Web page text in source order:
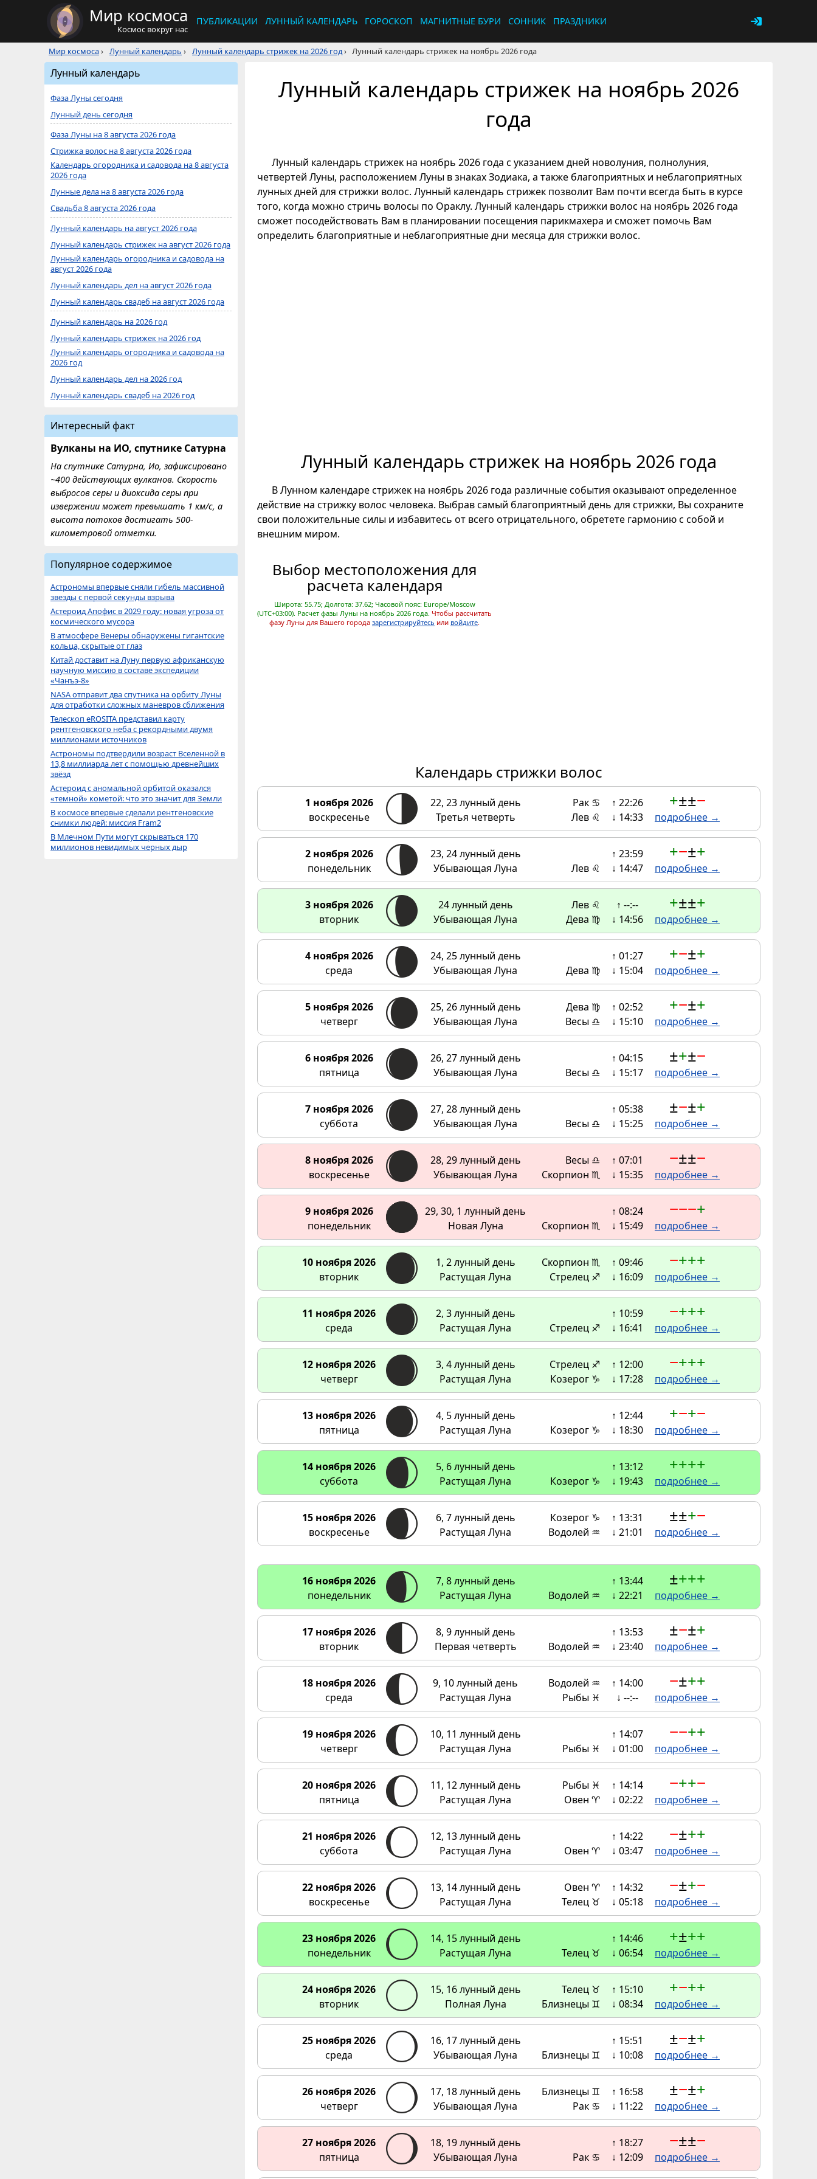
Мир космоса
Космос вокруг нас
ПУБЛИКАЦИИ ЛУННЫЙ КАЛЕНДАРЬ ГОРОСКОП МАГНИТНЫЕ БУРИ СОННИК ПРАЗДНИКИ
Мир космоса› Лунный календарь › Лунный календарь стрижек на 2026 год› Лунный календарь стрижек на ноябрь 2026 года
Лунный календарь стрижек на ноябрь 2026
года
Лунный календарь стрижек на ноябрь 2026 года с указанием дней новолуния, полнолуния,
четвертей Луны, расположением Луны в знаках Зодиака, а также благоприятных и неблагоприятных
лунных дней для стрижки волос. Лунный календарь стрижек позволит Вам почти всегда быть в курсе
того, когда можно стричь волосы по Ораклу. Лунный календарь стрижки волос на ноябрь 2026 года
сможет посодействовать Вам в планировании посещения парикмахера и сможет помочь Вам
определить благоприятные и неблагоприятные дни месяца для стрижки волос.
Лунный календарь стрижек на ноябрь 2026 года
В Лунном календаре стрижек на ноябрь 2026 года различные события оказывают определенное
действие на стрижку волос человека. Выбрав самый благоприятный день для стрижки, Вы сохраните
свои положительные силы и избавитесь от всего отрицательного, обретете гармонию с собой и
внешним миром.
Выбор местоположения для
расчета календаря
Широта: 55.75; Долгота: 37.62; Часовой пояс: Europe/Moscow
(UTC+03:00). Расчет фазы Луны на ноябрь 2026 года. Чтобы рассчитать
фазу Луны для Вашего города зарегистрируйтесь или войдите.
Календарь стрижки волос
1 ноября 2026
воскресенье
22, 23 лунный день
Третья четверть
Рак ♋
Лев ♌
↑ 22:26
↓ 14:33
+±±−
подробнее →
2 ноября 2026
понедельник
23, 24 лунный день
Убывающая Луна
Лев ♌
↑ 23:59
↓ 14:47
+−±+
подробнее →
3 ноября 2026
вторник
24 лунный день
Убывающая Луна
Лев ♌
Дева ♍
↑ --:--
↓ 14:56
+±±+
подробнее →
4 ноября 2026
среда
24, 25 лунный день
Убывающая Луна
Дева ♍
↑ 01:27
↓ 15:04
+−±+
подробнее →
5 ноября 2026
четверг
25, 26 лунный день
Убывающая Луна
Дева ♍
Весы ♎
↑ 02:52
↓ 15:10
+−±+
подробнее →
6 ноября 2026
пятница
26, 27 лунный день
Убывающая Луна
Весы ♎
↑ 04:15
↓ 15:17
±+±−
подробнее →
7 ноября 2026
суббота
27, 28 лунный день
Убывающая Луна
Весы ♎
↑ 05:38
↓ 15:25
±−±+
подробнее →
8 ноября 2026
воскресенье
28, 29 лунный день
Убывающая Луна
Весы ♎
Скорпион ♏
↑ 07:01
↓ 15:35
−±±−
подробнее →
9 ноября 2026
понедельник
29, 30, 1 лунный день
Новая Луна
Скорпион ♏
↑ 08:24
↓ 15:49
−−−+
подробнее →
10 ноября 2026
вторник
1, 2 лунный день
Растущая Луна
Скорпион ♏
Стрелец ♐
↑ 09:46
↓ 16:09
−+++
подробнее →
11 ноября 2026
среда
2, 3 лунный день
Растущая Луна
Стрелец ♐
↑ 10:59
↓ 16:41
−+++
подробнее →
12 ноября 2026
четверг
3, 4 лунный день
Растущая Луна
Стрелец ♐
Козерог ♑
↑ 12:00
↓ 17:28
−+++
подробнее →
13 ноября 2026
пятница
4, 5 лунный день
Растущая Луна
Козерог ♑
↑ 12:44
↓ 18:30
+−+−
подробнее →
14 ноября 2026
суббота
5, 6 лунный день
Растущая Луна
Козерог ♑
↑ 13:12
↓ 19:43
++++
подробнее →
15 ноября 2026
воскресенье
6, 7 лунный день
Растущая Луна
Козерог ♑
Водолей ♒
↑ 13:31
↓ 21:01
±±+−
подробнее →
16 ноября 2026
понедельник
7, 8 лунный день
Растущая Луна
Водолей ♒
↑ 13:44
↓ 22:21
±+++
подробнее →
17 ноября 2026
вторник
8, 9 лунный день
Первая четверть
Водолей ♒
↑ 13:53
↓ 23:40
±−±+
подробнее →
18 ноября 2026
среда
9, 10 лунный день
Растущая Луна
Водолей ♒
Рыбы ♓
↑ 14:00
↓ --:--
−±++
подробнее →
19 ноября 2026
четверг
10, 11 лунный день
Растущая Луна
Рыбы ♓
↑ 14:07
↓ 01:00
−−++
подробнее →
20 ноября 2026
пятница
11, 12 лунный день
Растущая Луна
Рыбы ♓
Овен ♈
↑ 14:14
↓ 02:22
−++−
подробнее →
21 ноября 2026
суббота
12, 13 лунный день
Растущая Луна
Овен ♈
↑ 14:22
↓ 03:47
−±++
подробнее →
22 ноября 2026
воскресенье
13, 14 лунный день
Растущая Луна
Овен ♈
Телец ♉
↑ 14:32
↓ 05:18
−±+−
подробнее →
23 ноября 2026
понедельник
14, 15 лунный день
Растущая Луна
Телец ♉
↑ 14:46
↓ 06:54
+±++
подробнее →
24 ноября 2026
вторник
15, 16 лунный день
Полная Луна
Телец ♉
Близнецы ♊
↑ 15:10
↓ 08:34
+−++
подробнее →
25 ноября 2026
среда
16, 17 лунный день
Убывающая Луна
Близнецы ♊
↑ 15:51
↓ 10:08
±−±+
подробнее →
26 ноября 2026
четверг
17, 18 лунный день
Убывающая Луна
Близнецы ♊
Рак ♋
↑ 16:58
↓ 11:22
±−±+
подробнее →
27 ноября 2026
пятница
18, 19 лунный день
Убывающая Луна
Рак ♋
↑ 18:27
↓ 12:09
−±±−
подробнее →
Лунный календарь
Фаза Луны сегодня
Лунный день сегодня
Фаза Луны на 8 августа 2026 года
Стрижка волос на 8 августа 2026 года
Календарь огородника и садовода на 8 августа
2026 года
Лунные дела на 8 августа 2026 года
Свадьба 8 августа 2026 года
Лунный календарь на август 2026 года
Лунный календарь стрижек на август 2026 года
Лунный календарь огородника и садовода на
август 2026 года
Лунный календарь дел на август 2026 года
Лунный календарь свадеб на август 2026 года
Лунный календарь на 2026 год
Лунный календарь стрижек на 2026 год
Лунный календарь огородника и садовода на
2026 год
Лунный календарь дел на 2026 год
Лунный календарь свадеб на 2026 год
Интересный факт
Вулканы на ИО, спутнике Сатурна
На спутнике Сатурна, Ио, зафиксировано
~400 действующих вулканов. Скорость
выбросов серы и диоксида серы при
извержении может превышать 1 км/с, а
высота потоков достигать 500-
километровой отметки.
Популярное содержимое
Астрономы впервые сняли гибель массивной
звезды с первой секунды взрыва
Астероид Апофис в 2029 году: новая угроза от
космического мусора
В атмосфере Венеры обнаружены гигантские
кольца, скрытые от глаз
Китай доставит на Луну первую африканскую
научную миссию в составе экспедиции
«Чанъэ-8»
NASA отправит два спутника на орбиту Луны
для отработки сложных маневров сближения
Телескоп eROSITA представил карту
рентгеновского неба с рекордными двумя
миллионами источников
Астрономы подтвердили возраст Вселенной в
13,8 миллиарда лет с помощью древнейших
звёзд
Астероид с аномальной орбитой оказался
«темной» кометой: что это значит для Земли
В космосе впервые сделали рентгеновские
снимки людей: миссия Fram2
В Млечном Пути могут скрываться 170
миллионов невидимых черных дыр